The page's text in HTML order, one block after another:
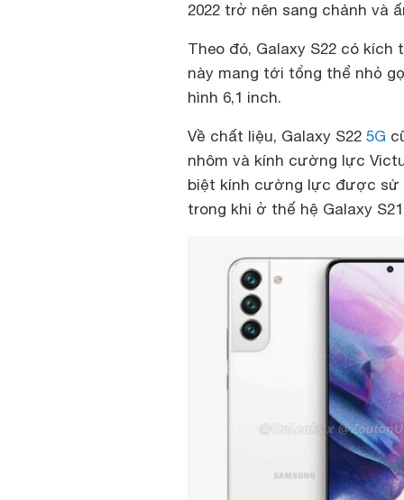
2022 trở nên sang chảnh và
Theo đó, Galaxy S22 có
này mang tới tổng thể nhỏ
hình 6,1 inch.
Về chất liệu, Galaxy S22 5G
nhôm và kính cường lực
biệt kính cường lực được sử
trong khi ở thế hệ Galaxy